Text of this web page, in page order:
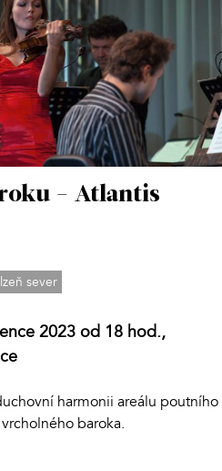
- Atlantis
sever
2023 od 18 hod.,
harmonii areálu poutního
baroka.